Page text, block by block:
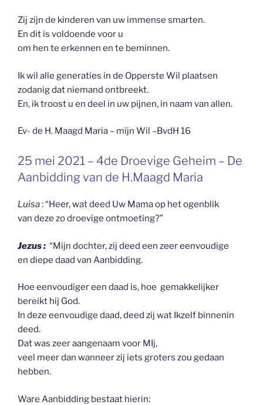
Zij zijn de kinderen van uw immense smarten.
En dit is voldoende voor u
om hen te erkennen en te beminnen.
Ik wil alle generaties in de Opperste Wil plaatsen
zodanig dat niemand ontbreekt.
En, ik troost u en deel in uw pijnen, in naam van allen.
Ev- de H. Maagd Maria – mijn Wil –BvdH 16
GEPLAATST
OP
25 mei 2021 – 4de Droevige Geheim – De
Aanbidding van de H.Maagd Maria
Luisa: “Heer, wat deed Uw Mama op het ogenblik
van deze zo droevige ontmoeting?”
Jezus : “Mijn dochter, zij deed een zeer eenvoudige
en diepe daad van Aanbidding.
Hoe eenvoudiger een daad is, hoe gemakkelijker
bereikt hij God.
In deze eenvoudige daad, deed zij wat Ikzelf binnenin
deed.
Dat was zeer aangenaam voor MIj,
veel meer dan wanneer zij iets groters zou gedaan
hebben.
Ware Aanbidding bestaat hierin: